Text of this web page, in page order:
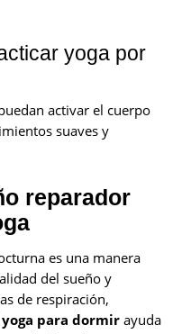
yoga por
activar el cuerpo
suaves y
reparador
es una manera
del sueño y
de respiración,
yoga para dormir ayuda